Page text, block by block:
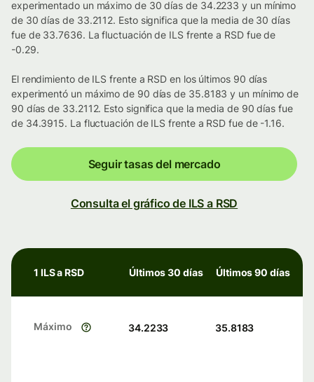
experimentado un máximo de 30 días de 34.2233 y un mínimo
de 30 días de 33.2112. Esto significa que la media de 30 días
fue de 33.7636. La fluctuación de ILS frente a RSD fue de
-0.29.
El rendimiento de ILS frente a RSD en los últimos 90 días
experimentó un máximo de 90 días de 35.8183 y un mínimo de
90 días de 33.2112. Esto significa que la media de 90 días fue
de 34.3915. La fluctuación de ILS frente a RSD fue de -1.16.
Seguir tasas del mercado
Consulta el gráfico de ILS a RSD
1 ILS a RSD Últimos 30 días Últimos 90 días
Máximo 34.2233 35.8183